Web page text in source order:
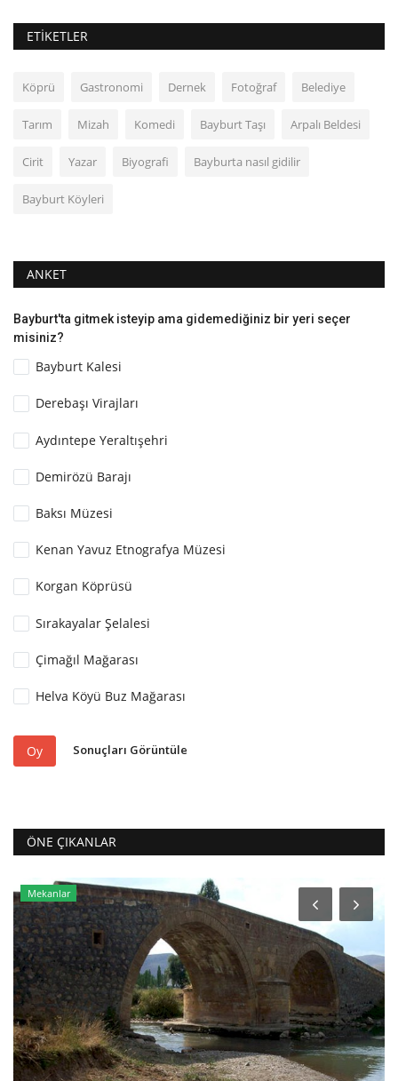
ETIKETLER
Köprü Gastronomi Dernek Fotoğraf Belediye
Tarım Mizah Komedi Bayburt Taşı Arpalı Beldesi
Cirit Yazar Biyografi Bayburta nasıl gidilir
Bayburt Köyleri
ANKET
Bayburt'ta gitmek isteyip ama gidemediğiniz bir yeri seçer
misiniz?
Bayburt Kalesi
Derebaşı Virajları
Aydıntepe Yeraltışehri
Demirözü Barajı
Baksı Müzesi
Kenan Yavuz Etnografya Müzesi
Korgan Köprüsü
Sırakayalar Şelalesi
Çimağıl Mağarası
Helva Köyü Buz Mağarası
Oy Sonuçları Görüntüle
ÖNE ÇIKANLAR
Mekanlar